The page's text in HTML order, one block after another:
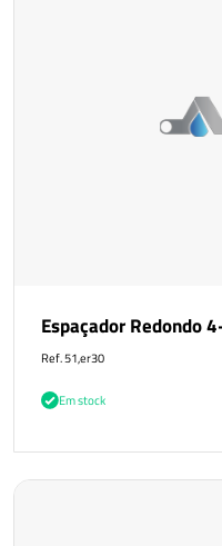
Espaçador Redondo
Ref. 51,er30
Em stock